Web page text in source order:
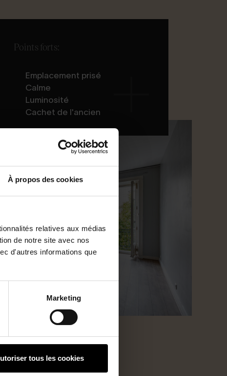
À propos des cookies
relatives aux médias
de notre site avec nos
d'autres informations que
Marketing
tous les cookies
Points forts:
Emplacement prisé
Calme
Luminosité
Cachet de l'ancien